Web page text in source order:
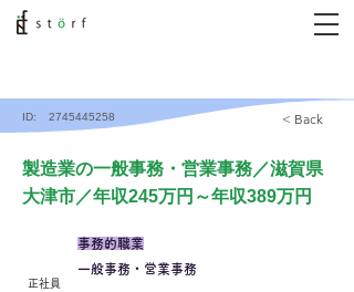
ID: 2745445258 < Back
製造業の一般事務・営業事務／滋賀県
大津市／年収245万円～年収389万円
正社員
事務的職業
一般事務・営業事務